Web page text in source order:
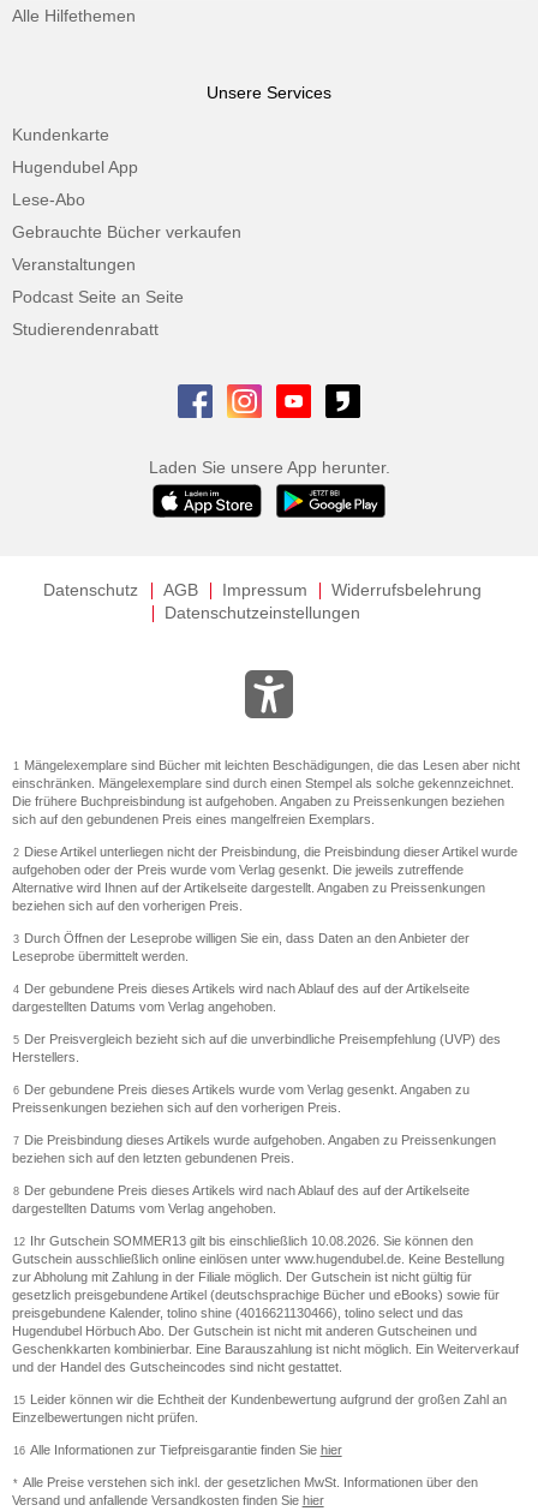
Alle Hilfethemen
Unsere Services
Kundenkarte
Hugendubel App
Lese-Abo
Gebrauchte Bücher verkaufen
Veranstaltungen
Podcast Seite an Seite
Studierendenrabatt
Laden Sie unsere App herunter.
Datenschutz AGB Impressum
Widerrufsbelehrung
Datenschutzeinstellungen
1 Mängelexemplare sind Bücher mit leichten Beschädigungen, die das Lesen aber nicht
einschränken. Mängelexemplare sind durch einen Stempel als solche gekennzeichnet.
Die frühere Buchpreisbindung ist aufgehoben. Angaben zu Preissenkungen beziehen
sich auf den gebundenen Preis eines mangelfreien Exemplars.
2
Diese Artikel unterliegen nicht der Preisbindung, die Preisbindung dieser Artikel wurde
aufgehoben oder der Preis wurde vom Verlag gesenkt. Die jeweils zutreffende
Alternative wird Ihnen auf der Artikelseite dargestellt. Angaben zu Preissenkungen
beziehen sich auf den vorherigen Preis.
3
Durch Öffnen der Leseprobe willigen Sie ein, dass Daten an den Anbieter der
Leseprobe übermittelt werden.
4
Der gebundene Preis dieses Artikels wird nach Ablauf des auf der Artikelseite
dargestellten Datums vom Verlag angehoben.
5
Der Preisvergleich bezieht sich auf die unverbindliche Preisempfehlung (UVP) des
Herstellers.
6
Der gebundene Preis dieses Artikels wurde vom Verlag gesenkt. Angaben zu
Preissenkungen beziehen sich auf den vorherigen Preis.
7
Die Preisbindung dieses Artikels wurde aufgehoben. Angaben zu Preissenkungen
beziehen sich auf den letzten gebundenen Preis.
8
Der gebundene Preis dieses Artikels wird nach Ablauf des auf der Artikelseite
dargestellten Datums vom Verlag angehoben.
12
Ihr Gutschein SOMMER13 gilt bis einschließlich 10.08.2026. Sie können den
Gutschein ausschließlich online einlösen unter www.hugendubel.de. Keine Bestellung
zur Abholung mit Zahlung in der Filiale möglich. Der Gutschein ist nicht gültig für
gesetzlich preisgebundene Artikel (deutschsprachige Bücher und eBooks) sowie für
preisgebundene Kalender, tolino shine (4016621130466), tolino select und das
Hugendubel Hörbuch Abo. Der Gutschein ist nicht mit anderen Gutscheinen und
Geschenkkarten kombinierbar. Eine Barauszahlung ist nicht möglich. Ein Weiterverkauf
und der Handel des Gutscheincodes sind nicht gestattet.
15
Leider können wir die Echtheit der Kundenbewertung aufgrund der großen Zahl an
Einzelbewertungen nicht prüfen.
16 Alle Informationen zur Tiefpreisgarantie finden Sie hier
* Alle Preise verstehen sich inkl. der gesetzlichen MwSt. Informationen über den
Versand und anfallende Versandkosten finden Sie hier